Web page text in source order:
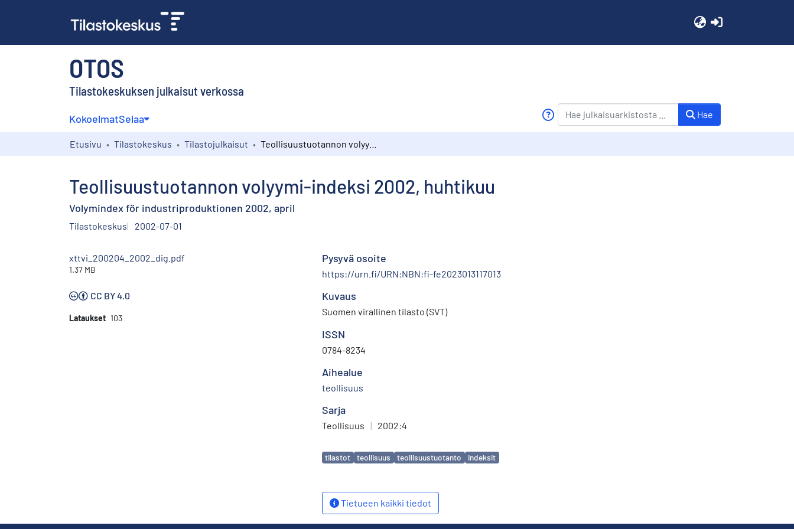
OTOS
Tilastokeskuksen julkaisut verkossa
KokoelmatSelaa Hae
Etusivu Tilastokeskus Tilastojulkaisut
Teollisuustuotannon volyymi-indeksi 2002, huhtikuu
Volymindex för industriproduktionen 2002, april
Tilastokeskus 2002-07-01
xttvi_200204_2002_dig.pdf
1.37 MB
CC BY 4.0
Lataukset 103
Pysyvä osoite
https://urn.fi/URN:NBN:fi-fe2023013117013
Kuvaus
Suomen virallinen tilasto (SVT)
ISSN
0784-8234
Aihealue
teollisuus
Sarja
Teollisuus | 2002:4
Avainsanat
tilastot teollisuus teollisuustuotanto indeksit
Tietueen kaikki tiedot